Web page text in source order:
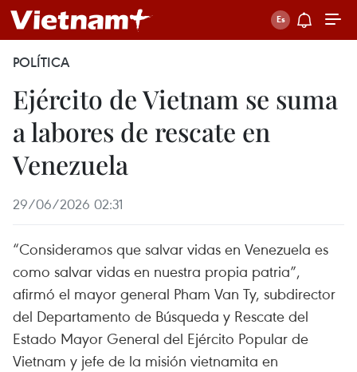
POLÍTICA
Ejército de Vietnam se suma
a labores de rescate en
Venezuela
29/06/2026 02:31
“Consideramos que salvar vidas en Venezuela es
como salvar vidas en nuestra propia patria”,
afirmó el mayor general Pham Van Ty, subdirector
del Departamento de Búsqueda y Rescate del
Estado Mayor General del Ejército Popular de
Vietnam y jefe de la misión vietnamita en